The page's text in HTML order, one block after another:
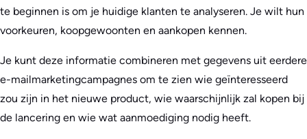
te beginnen is om je huidige klanten te analyseren. Je wilt hun
voorkeuren, koopgewoonten en aankopen kennen.
Je kunt deze informatie combineren met gegevens uit eerdere
e-mailmarketingcampagnes om te zien wie geïnteresseerd
zou zijn in het nieuwe product, wie waarschijnlijk zal kopen bij
de lancering en wie wat aanmoediging nodig heeft.